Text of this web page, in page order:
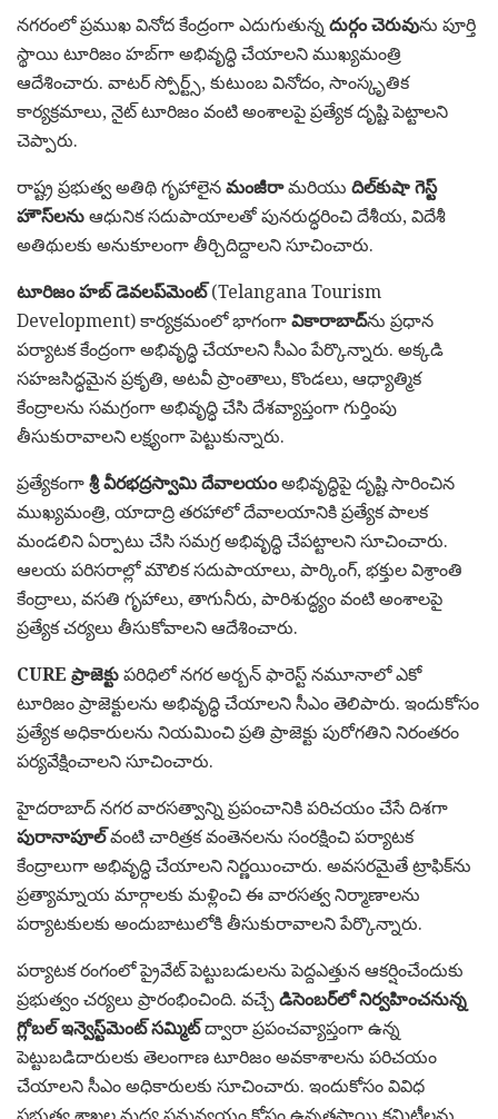
నగరంలో ప్రముఖ వినోద కేంద్రంగా ఎదుగుతున్న దుర్గం చెరువును పూర్తి
స్థాయి టూరిజం హబ్‌గా అభివృద్ధి చేయాలని ముఖ్యమంత్రి
ఆదేశించారు. వాటర్ స్పోర్ట్స్, కుటుంబ వినోదం, సాంస్కృతిక
కార్యక్రమాలు, నైట్ టూరిజం వంటి అంశాలపై ప్రత్యేక దృష్టి పెట్టాలని
చెప్పారు.
రాష్ట్ర ప్రభుత్వ అతిథి గృహాలైనమంజీరామరియు దిల్‌కుషా గెస్ట్
హౌస్‌లనుఆధునిక సదుపాయాలతో పునరుద్ధరించి దేశీయ, విదేశీ
అతిథులకు అనుకూలంగా తీర్చిదిద్దాలని సూచించారు.
టూరిజం హబ్ డెవలప్‌మెంట్(Telangana Tourism
Development) కార్యక్రమంలో భాగంగావికారాబాద్ను ప్రధాన
పర్యాటక కేంద్రంగా అభివృద్ధి చేయాలని సీఎం పేర్కొన్నారు. అక్కడి
సహజసిద్ధమైన ప్రకృతి, అటవీ ప్రాంతాలు, కొండలు, ఆధ్యాత్మిక
కేంద్రాలను సమగ్రంగా అభివృద్ధి చేసి దేశవ్యాప్తంగా గుర్తింపు
తీసుకురావాలని లక్ష్యంగా పెట్టుకున్నారు.
ప్రత్యేకంగాశ్రీ వీరభద్రస్వామి దేవాలయంఅభివృద్ధిపై దృష్టి సారించిన
ముఖ్యమంత్రి, యాదాద్రి తరహాలో దేవాలయానికి ప్రత్యేక పాలక
మండలిని ఏర్పాటు చేసి సమగ్ర అభివృద్ధి చేపట్టాలని సూచించారు.
ఆలయ పరిసరాల్లో మౌలిక సదుపాయాలు, పార్కింగ్, భక్తుల విశ్రాంతి
కేంద్రాలు, వసతి గృహాలు, తాగునీరు, పారిశుద్ధ్యం వంటి అంశాలపై
ప్రత్యేక చర్యలు తీసుకోవాలని ఆదేశించారు.
CURE ప్రాజెక్టుపరిధిలో నగర అర్బన్ ఫారెస్ట్ నమూనాలో ఎకో
టూరిజం ప్రాజెక్టులను అభివృద్ధి చేయాలని సీఎం తెలిపారు. ఇందుకోసం
ప్రత్యేక అధికారులను నియమించి ప్రతి ప్రాజెక్టు పురోగతిని నిరంతరం
పర్యవేక్షించాలని సూచించారు.
హైదరాబాద్ నగర వారసత్వాన్ని ప్రపంచానికి పరిచయం చేసే దిశగా
పురానాపూల్వంటి చారిత్రక వంతెనలను సంరక్షించి పర్యాటక
కేంద్రాలుగా అభివృద్ధి చేయాలని నిర్ణయించారు. అవసరమైతే ట్రాఫిక్‌ను
ప్రత్యామ్నాయ మార్గాలకు మళ్లించి ఈ వారసత్వ నిర్మాణాలను
పర్యాటకులకు అందుబాటులోకి తీసుకురావాలని పేర్కొన్నారు.
పర్యాటక రంగంలో ప్రైవేట్ పెట్టుబడులను పెద్దఎత్తున ఆకర్షించేందుకు
ప్రభుత్వం చర్యలు ప్రారంభించింది. వచ్చేడిసెంబర్‌లో నిర్వహించనున్న
గ్లోబల్ ఇన్వెస్ట్‌మెంట్ సమ్మిట్ద్వారా ప్రపంచవ్యాప్తంగా ఉన్న
పెట్టుబడిదారులకు తెలంగాణ టూరిజం అవకాశాలను పరిచయం
చేయాలని సీఎం అధికారులకు సూచించారు. ఇందుకోసం వివిధ